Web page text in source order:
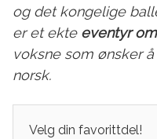
og det kongelige
er et ekte eventyr
voksne som ønsker
norsk.
Velg din favorittdel!